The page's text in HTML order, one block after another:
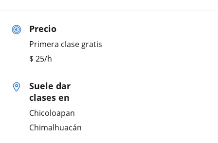
Precio
Primera clase gratis
$ 25/h
Suele dar
clases en
Chicoloapan
Chimalhuacán